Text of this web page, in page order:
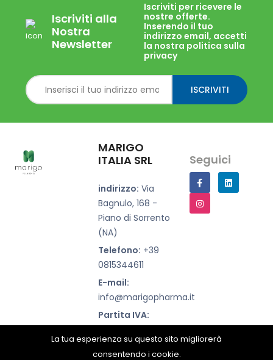
Iscriviti alla
Nostra
Newsletter
Iscriviti per ricevere le
nostre offerte.
Inserendo il tuo
indirizzo email, accetti
la nostra politica sulla
privacy
ISCRIVITI
MARIGO
ITALIA SRL
indirizzo: Via
Bagnulo, 168 -
Piano di Sorrento
(NA)
Telefono: +39
0815344611
E-mail:
info@marigopharma.it
Partita IVA:
Seguici
La tua esperienza su questo sito migliorerà
consentendo i cookie.